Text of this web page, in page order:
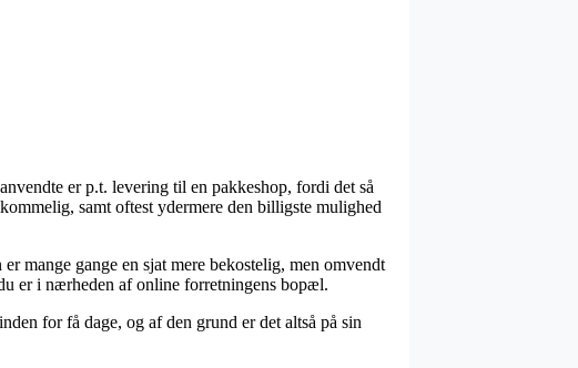
er p.t. levering til en pakkeshop, fordi det så
samt oftest ydermere den billigste mulighed
mange gange en sjat mere bekostelig, men omvendt
er i nærheden af online forretningens bopæl.
for få dage, og af den grund er det altså på sin